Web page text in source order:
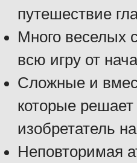
путешествие
Много веселых
всю игру от
Сложные и
которые
изобретатель
Неповторимая